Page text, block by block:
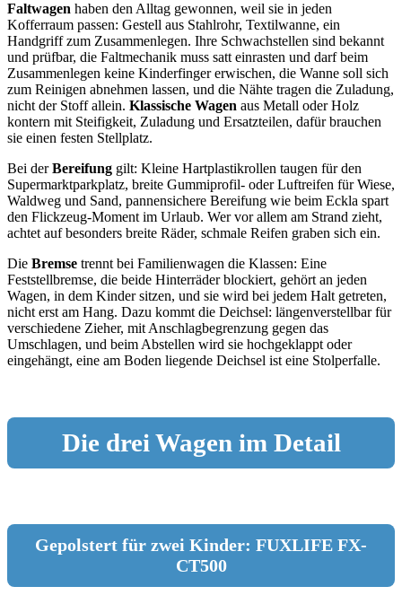
Faltwagen haben den Alltag gewonnen, weil sie in jeden
Kofferraum passen: Gestell aus Stahlrohr, Textilwanne, ein
Handgriff zum Zusammenlegen. Ihre Schwachstellen sind bekannt
und prüfbar, die Faltmechanik muss satt einrasten und darf beim
Zusammenlegen keine Kinderfinger erwischen, die Wanne soll sich
zum Reinigen abnehmen lassen, und die Nähte tragen die Zuladung,
nicht der Stoff allein. Klassische Wagen aus Metall oder Holz
kontern mit Steifigkeit, Zuladung und Ersatzteilen, dafür brauchen
sie einen festen Stellplatz.
Bei derBereifung gilt: Kleine Hartplastikrollen taugen für den
Supermarktparkplatz, breite Gummiprofil- oder Luftreifen für Wiese,
Waldweg und Sand, pannensichere Bereifung wie beim Eckla spart
den Flickzeug-Moment im Urlaub. Wer vor allem am Strand zieht,
achtet auf besonders breite Räder, schmale Reifen graben sich ein.
Die Bremse trennt bei Familienwagen die Klassen: Eine
Feststellbremse, die beide Hinterräder blockiert, gehört an jeden
Wagen, in dem Kinder sitzen, und sie wird bei jedem Halt getreten,
nicht erst am Hang. Dazu kommt die Deichsel: längenverstellbar für
verschiedene Zieher, mit Anschlagbegrenzung gegen das
Umschlagen, und beim Abstellen wird sie hochgeklappt oder
eingehängt, eine am Boden liegende Deichsel ist eine Stolperfalle.
Die drei Wagen im Detail
Gepolstert für zwei Kinder: FUXLIFE FX-
CT500